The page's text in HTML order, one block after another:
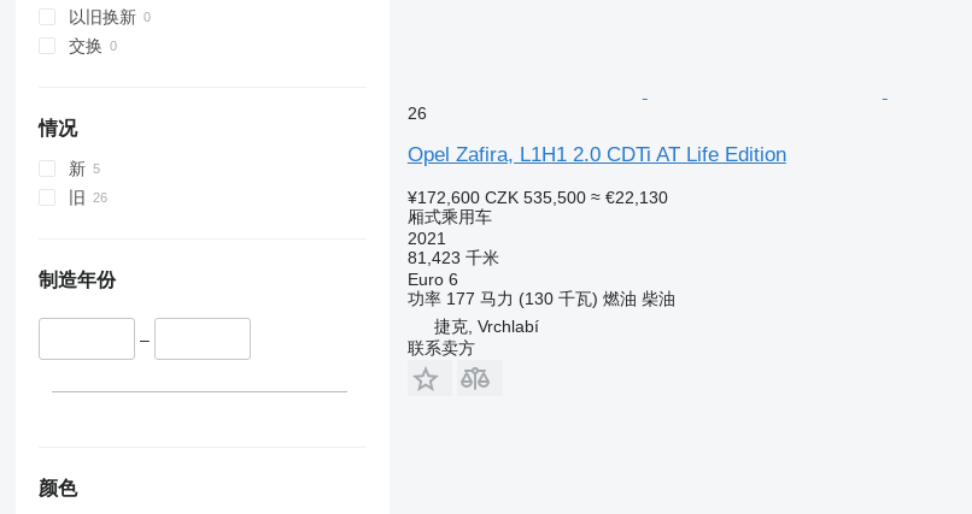
以旧换新
交换
情况
新
旧
制造年份
–
颜色
26
Opel Zafira, L1H1 2.0 CDTi AT Life Edition
¥172,600 CZK 535,500 ≈ €22,130
厢式乘用车
2021
81,423 千米
Euro 6
功率 177 马力 (130 千瓦) 燃油 柴油
捷克, Vrchlabí
联系卖方